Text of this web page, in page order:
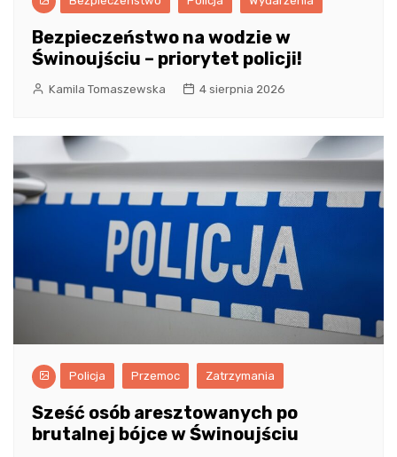
Bezpieczeństwo na wodzie w
Świnoujściu – priorytet policji!
Kamila Tomaszewska 4 sierpnia 2026
Policja Przemoc Zatrzymania
Sześć osób aresztowanych po
brutalnej bójce w Świnoujściu